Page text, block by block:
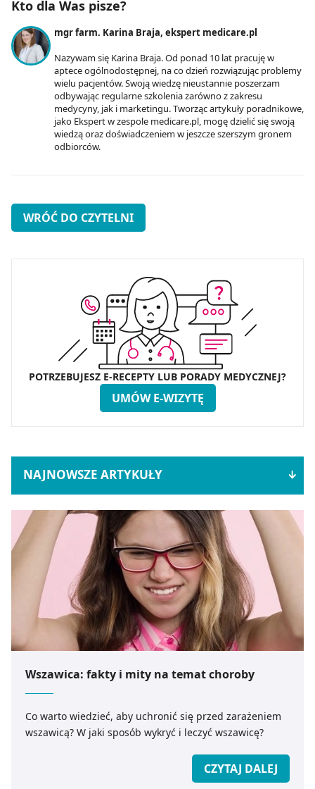
z brakiem dostępu do wszystkich funkcjonalności
Strony.
Kto dla Was pisze?
mgr farm. Karina Braja, ekspert medicare.pl
Nazywam się Karina Braja. Od ponad 10 lat pracuję w
aptece ogólnodostępnej, na co dzień rozwiązując problemy
wielu pacjentów. Swoją wiedzę nieustannie poszerzam
odbywając regularne szkolenia zarówno z zakresu
medycyny, jak i marketingu. Tworząc artykuły poradnikowe,
jako Ekspert w zespole medicare.pl, mogę dzielić się swoją
wiedzą oraz doświadczeniem w jeszcze szerszym gronem
odbiorców.
WRÓĆ DO CZYTELNI
POTRZEBUJESZ E-RECEPTY LUB PORADY MEDYCZNEJ?
UMÓW E-WIZYTĘ
NAJNOWSZE ARTYKUŁY
Wszawica: fakty i mity na temat choroby
Co warto wiedzieć, aby uchronić się przed zarażeniem
wszawicą? W jaki sposób wykryć i leczyć wszawicę?
CZYTAJ DALEJ